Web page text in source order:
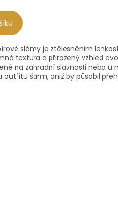
slámy je ztělesněním
textura a přirozený vzhled
na zahradní slavnosti nebo u
outfitu šarm, aniž by působil